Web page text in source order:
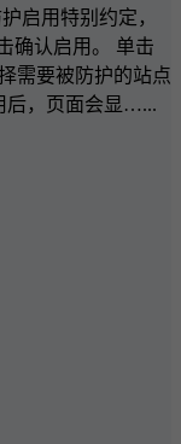
启用特别约定，
确认启用。 单击
需要被防护的站点
后，页面会显…...